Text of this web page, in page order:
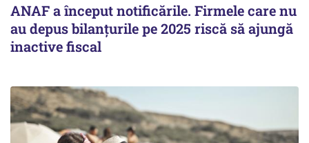
ANAF a început notificările. Firmele care nu
au depus bilanțurile pe 2025 riscă să ajungă
inactive fiscal